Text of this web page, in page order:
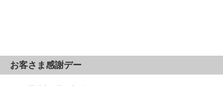
お客さま感謝デー